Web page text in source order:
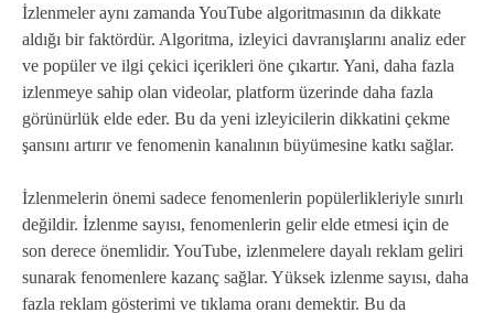
İzlenmeler aynı zamanda YouTube algoritmasının da dikkate
aldığı bir faktördür. Algoritma, izleyici davranışlarını analiz eder
ve popüler ve ilgi çekici içerikleri öne çıkartır. Yani, daha fazla
izlenmeye sahip olan videolar, platform üzerinde daha fazla
görünürlük elde eder. Bu da yeni izleyicilerin dikkatini çekme
şansını artırır ve fenomenin kanalının büyümesine katkı sağlar.
İzlenmelerin önemi sadece fenomenlerin popülerlikleriyle sınırlı
değildir. İzlenme sayısı, fenomenlerin gelir elde etmesi için de
son derece önemlidir. YouTube, izlenmelere dayalı reklam geliri
sunarak fenomenlere kazanç sağlar. Yüksek izlenme sayısı, daha
fazla reklam gösterimi ve tıklama oranı demektir. Bu da